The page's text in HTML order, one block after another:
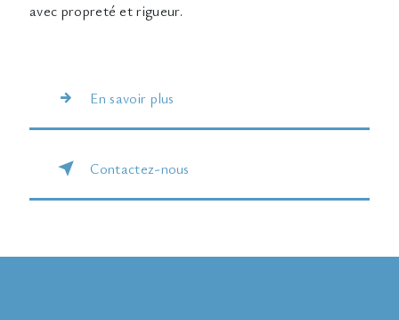
avec propreté et rigueur.
En savoir plus
Contactez-nous